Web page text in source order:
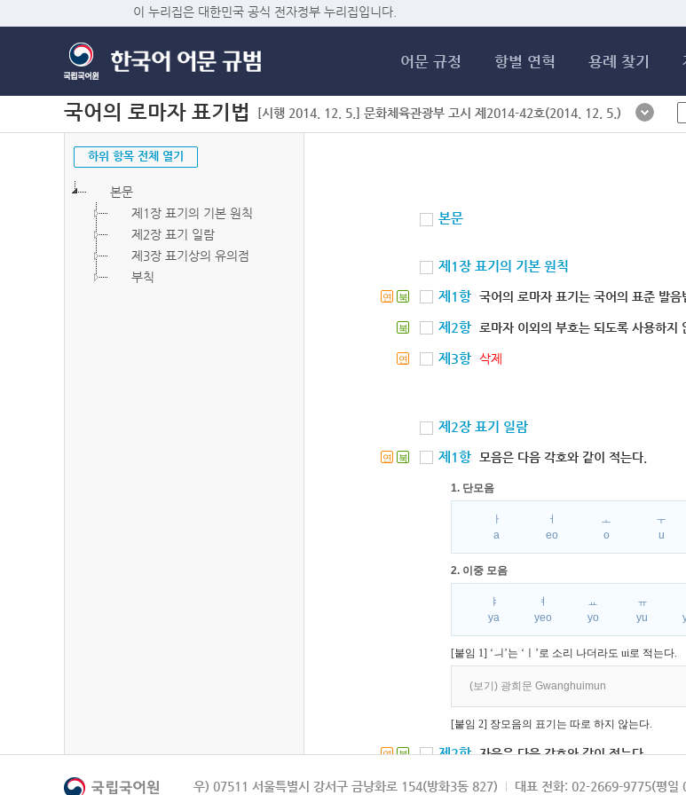
이 누리집은 대한민국 공식 전자정부 누리집입니다.
어문 규정 항별 연혁 용례 찾기
국어의 로마자 표기법 [시행 2014. 12. 5.] 문화체육관광부 고시 제2014-42호(2014. 12. 5.)
하위 항목 전체 열기
본문
제1장 표기의 기본 원칙
제2장 표기 일람
제3장 표기상의 유의점
부칙
본문
제1장 표기의 기본 원칙
연 북 제1항 국어의 로마자 표기는 국어의 표준 발
북 제2항 로마자 이외의 부호는 되도록 사용하지
연 제3항 삭제
제2장 표기 일람
연 북 제1항 모음은 다음 각호와 같이 적는다.
1. 단모음
ㅏ
a
ㅓ
eo
ㅗ
o
ㅜ
u
2. 이중 모음
ㅑ
ya
ㅕ
yeo
ㅛ
yo
ㅠ
yu
[붙임 1] ‘ㅢ’는 ‘ㅣ’로 소리 나더라도 ui로 적는다.
(보기) 광희문 Gwanghuimun
[붙임 2] 장모음의 표기는 따로 하지 않는다.
연 북 제2항 자음은 다음 각호와 같이 적는다.
1. 파열음
우) 07511 서울특별시 강서구 금낭화로 154(방화3동 827) 대표 전화: 02-2669-9775(평일